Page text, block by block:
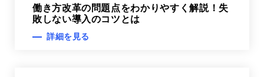
働き方改革の問題点をわかりやすく解説！失
敗しない導入のコツとは
詳細を見る